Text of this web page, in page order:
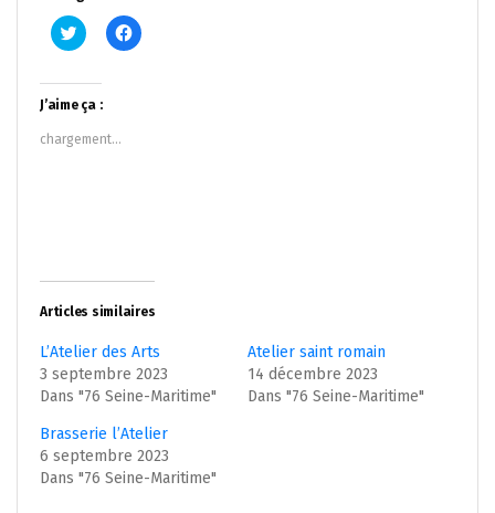
Cliquez
pour
Twitter(ouvre
dans
une
nouvelle
fenêtre)
Cliquez
pour
J’aime ça :
chargement…
Articles similaires
L’Atelier des Arts
3 septembre 2023
Dans "76 Seine-Maritime"
Atelier saint romain
14 décembre 2023
Dans "76 Seine-Maritime"
Brasserie l’Atelier
6 septembre 2023
Dans "76 Seine-Maritime"